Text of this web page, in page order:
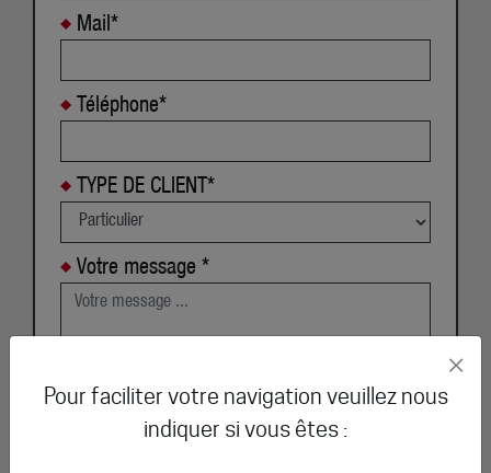
Mail*
Téléphone*
TYPE DE CLIENT*
Votre message *
×
Pour faciliter votre navigation veuillez nous
indiquer si vous êtes :